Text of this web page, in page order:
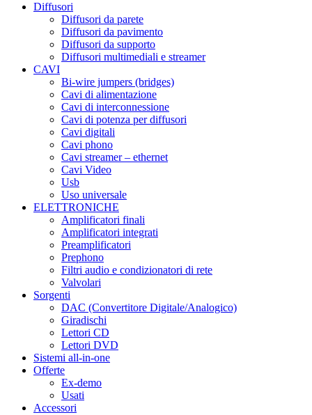
Diffusori
Diffusori da parete
Diffusori da pavimento
Diffusori da supporto
Diffusori multimediali e streamer
CAVI
Bi-wire jumpers (bridges)
Cavi di alimentazione
Cavi di interconnessione
Cavi di potenza per diffusori
Cavi digitali
Cavi phono
Cavi streamer – ethernet
Cavi Video
Usb
Uso universale
ELETTRONICHE
Amplificatori finali
Amplificatori integrati
Preamplificatori
Prephono
Filtri audio e condizionatori di rete
Valvolari
Sorgenti
DAC (Convertitore Digitale/Analogico)
Giradischi
Lettori CD
Lettori DVD
Sistemi all-in-one
Offerte
Ex-demo
Usati
Accessori